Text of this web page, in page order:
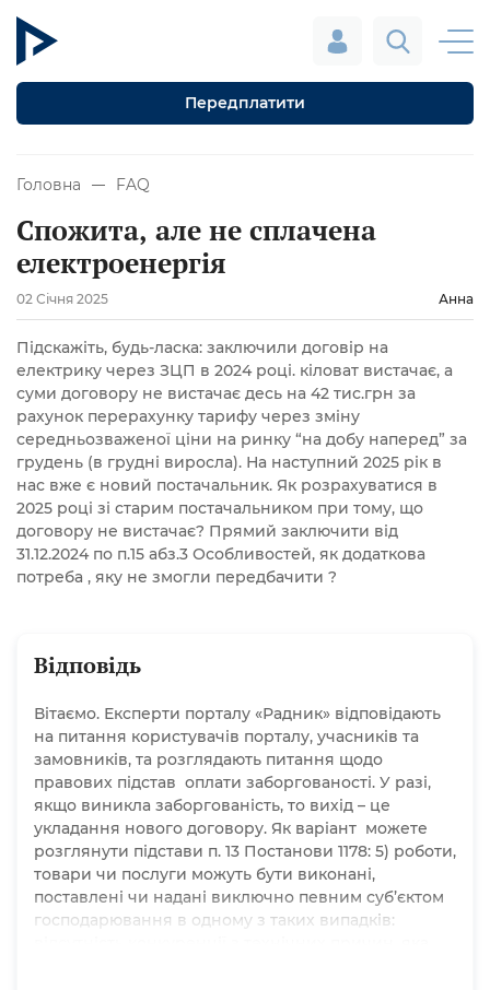
Передплатити
Головна FAQ
Спожита, але не сплачена
електроенергія
02 Січня 2025 Анна
Підскажіть, будь-ласка: заключили договір на
електрику через ЗЦП в 2024 році. кіловат вистачає, а
суми договору не вистачає десь на 42 тис.грн за
рахунок перерахунку тарифу через зміну
середньозваженої ціни на ринку “на добу наперед” за
грудень (в грудні виросла). На наступний 2025 рік в
нас вже є новий постачальник. Як розрахуватися в
2025 році зі старим постачальником при тому, що
договору не вистачає? Прямий заключити від
31.12.2024 по п.15 абз.3 Особливостей, як додаткова
потреба , яку не змогли передбачити ?
Відповідь
Вітаємо. Експерти порталу «Радник» відповідають
на питання користувачів порталу, учасників та
замовників, та розглядають питання щодо
правових підстав оплати заборгованості. У разі,
якщо виникла заборгованість, то вихід – це
укладання нового договору. Як варіант можете
розглянути підстави п. 13 Постанови 1178: 5) роботи,
товари чи послуги можуть бути виконані,
поставлені чи надані виключно певним суб’єктом
господарювання в одному з таких випадків: